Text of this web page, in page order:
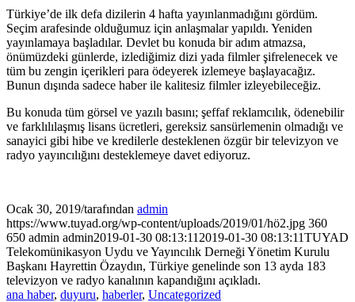
Türkiye’de ilk defa dizilerin 4 hafta yayınlanmadığını gördüm.
Seçim arafesinde olduğumuz için anlaşmalar yapıldı. Yeniden
yayınlamaya başladılar. Devlet bu konuda bir adım atmazsa,
önümüzdeki günlerde, izlediğimiz dizi yada filmler şifrelenecek ve
tüm bu zengin içerikleri para ödeyerek izlemeye başlayacağız.
Bunun dışında sadece haber ile kalitesiz filmler izleyebileceğiz.
Bu konuda tüm görsel ve yazılı basını; şeffaf reklamcılık, ödenebilir
ve farklılılaşmış lisans ücretleri, gereksiz sansürlemenin olmadığı ve
sanayici gibi hibe ve kredilerle desteklenen özgür bir televizyon ve
radyo yayıncılığını desteklemeye davet ediyoruz.
Ocak 30, 2019/tarafından admin
https://www.tuyad.org/wp-content/uploads/2019/01/hö2.jpg 360
650 admin admin2019-01-30 08:13:11 2019-01-30 08:13:11TUYAD
Telekomünikasyon Uydu ve Yayıncılık Derneği Yönetim Kurulu
Başkanı Hayrettin Özaydın, Türkiye genelinde son 13 ayda 183
televizyon ve radyo kanalının kapandığını açıkladı.
ana haber, duyuru, haberler, Uncategorized